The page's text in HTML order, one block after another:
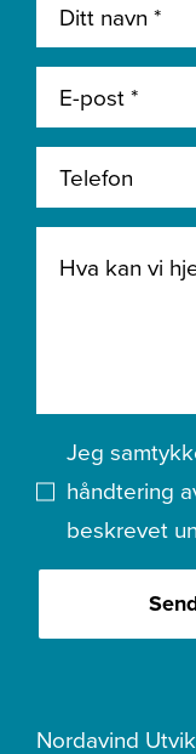
Jeg
håndtering
beskrevet
Nordavind